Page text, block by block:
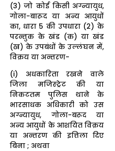
(3) जो कोई किसी अग्न्यायुध,
गोला-बारूद या अन्य आयुधों
का, धारा 5 की उपधारा (2) के
परन्तुक के खंड (क) या खंड
(ख) के उपबंधों के उल्लंघन में,
विक्रय या अन्तरण-
(i) अधकारिता रखने वाले
जिला मजिस्ट्रेट की या
निकटतम पुलिस थाने के
भारसाधक अधिकारी को उस
अग्न्यायुध, गोला-बरूद या
अन्य आयुधों के आशयित विक्रय
या अन्तरण की इत्तिला दिए
बिना ; अथवा